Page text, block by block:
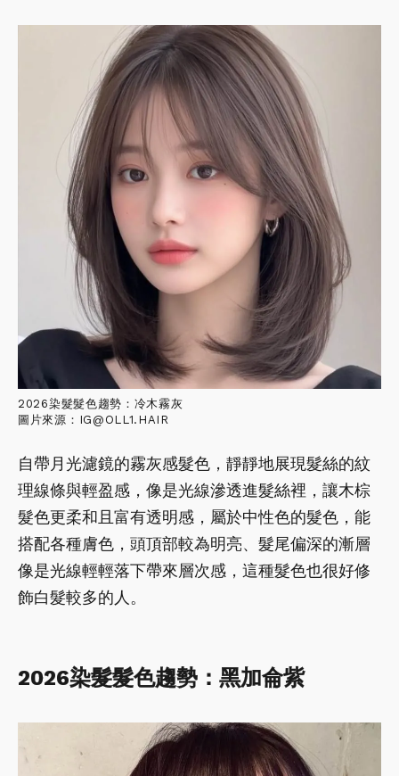
2026染髮髮色趨勢：冷木霧灰
圖片來源：IG@OLL1.HAIR
自帶月光濾鏡的霧灰感髮色，靜靜地展現髮絲的紋
理線條與輕盈感，像是光線滲透進髮絲裡，讓木棕
髮色更柔和且富有透明感，屬於中性色的髮色，能
搭配各種膚色，頭頂部較為明亮、髮尾偏深的漸層
像是光線輕輕落下帶來層次感，這種髮色也很好修
飾白髮較多的人。
2026染髮髮色趨勢：黑加侖紫